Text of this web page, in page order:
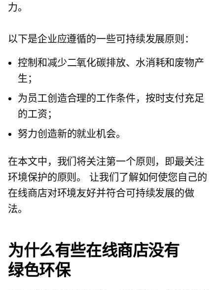
力。
以下是企业应遵循的一些可持续发展原则：
控制和减少二氧化碳排放、水消耗和废物产
生；
为员工创造合理的工作条件，按时支付充足
的工资；
努力创造新的就业机会。
在本文中，我们将关注第一个原则，即最关注
环境保护的原则。 让我们了解如何使您自己的
在线商店对环境友好并符合可持续发展的做
法。
为什么有些在线商店没有
绿色环保